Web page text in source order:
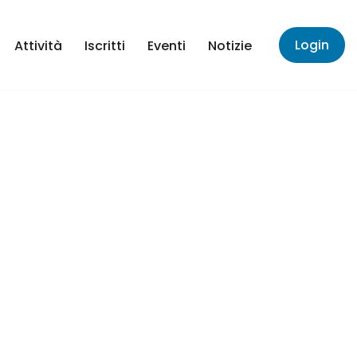
Attività Iscritti Eventi Notizie Login